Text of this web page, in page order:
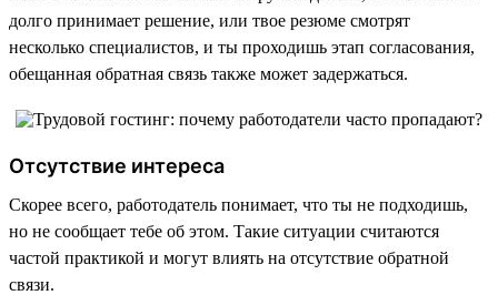
долго принимает решение, или твое резюме смотрят
несколько специалистов, и ты проходишь этап согласования,
обещанная обратная связь также может задержаться.
Отсутствие интереса
Скорее всего, работодатель понимает, что ты не подходишь,
но не сообщает тебе об этом. Такие ситуации считаются
частой практикой и могут влиять на отсутствие обратной
связи.